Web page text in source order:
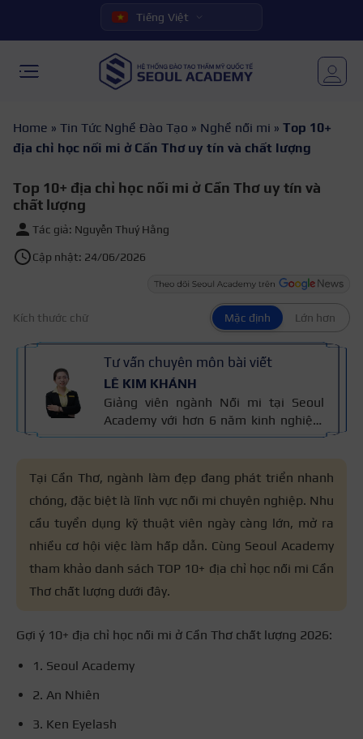
Tiếng Việt
Home » Tin Tức Nghề Đào Tạo » Nghề nối mi » Top 10+
địa chỉ học nối mi ở Cần Thơ uy tín và chất lượng
Top 10+ địa chỉ học nối mi ở Cần Thơ uy tín và
chất lượng
Tác giả: Nguyễn Thuý Hằng
Cập nhật: 24/06/2026
Kích thước chữ Mặc định Lớn hơn
Tư vấn chuyên môn bài viết
LÊ KIM KHÁNH
Giảng viên ngành Nối mi tại Seoul
Academy với hơn 6 năm kinh nghiệm
trong lĩnh vực Nail & Mi. Cô là Giám
đạt Giải Nhì Bàn Tay Vàng toàn quốc
chứng qua kinh nghiệm đào tạo và
tiêu chuẩn kỹ thuật nối mi an toàn mà
cô trực tiếp giảng dạy, đảm bảo đúng
chuyên môn và thực tế nghề.
Tại Cần Thơ, ngành làm đẹp đang phát triển nhanh
chóng, đặc biệt là lĩnh vực nối mi chuyên nghiệp. Nhu
cầu tuyển dụng kỹ thuật viên ngày càng lớn, mở ra
nhiều cơ hội việc làm hấp dẫn. Cùng Seoul Academy
tham khảo danh sách TOP 10+ địa chỉ học nối mi Cần
Thơ chất lượng dưới đây.
Gợi ý 10+ địa chỉ học nối mi ở Cần Thơ chất lượng 2026:
1. Seoul Academy
2. An Nhiên
3. Ken Eyelash